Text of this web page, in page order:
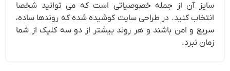
سایز آن از جمله خصوصیاتی است که می توانید شخصا
انتخاب کنید. در طراحی سایت کوشیده شده که روندها ساده،
سریع و امن باشند و هر روند بیشتر از دو سه کلیک از شما
زمان نبرد.